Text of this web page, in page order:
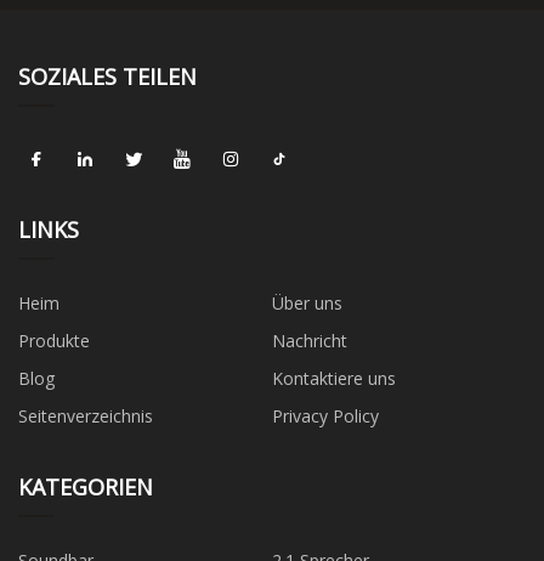
SOZIALES TEILEN
LINKS
Heim
Über uns
Produkte
Nachricht
Blog
Kontaktiere uns
Seitenverzeichnis
Privacy Policy
KATEGORIEN